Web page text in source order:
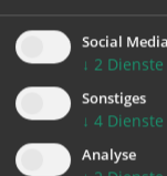
Social Media
↓ 2 Dienste
Sonstiges
↓ 4 Dienste
Analyse